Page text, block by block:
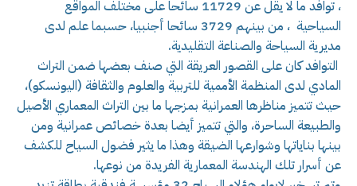
، توافد ما لا يقل عن 11729 سائحا على مختلف المواقع
السياحية ، من بينهم 3729 سائحا أجنبيا، حسبما علم لدى
مديرية السياحة والصناعة التقليدية.
التوافد كان على القصور العريقة التي صنف بعضها ضمن التراث
المادي لدى المنظمة الأممية للتربية والعلوم والثقافة (اليونسكو)،
حيث تتميز مناظرها العمرانية بمزجها ما بين التراث المعماري الأصيل
والطبيعة الساحرة، والتي تتميز أيضا بعدة خصائص عمرانية ومن
بينها بناياتها وشوارعها الضيقة وهذا ما يثير فضول السياح للكشف
عن أسرار تلك الهندسة المعمارية الفريدة من نوعها.